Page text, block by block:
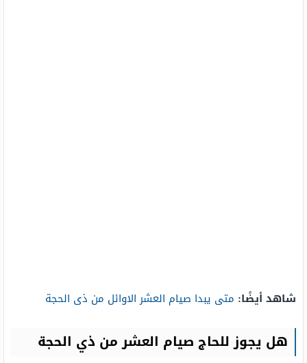
شاهد أيضًا: متى يبدا صيام العشر الاوائل من ذى الحجة
هل يجوز للحاج صيام العشر من ذي الحجة